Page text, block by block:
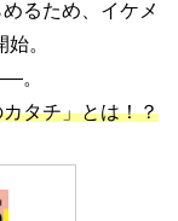
るため、イケメ
。
。
タチ」とは！？